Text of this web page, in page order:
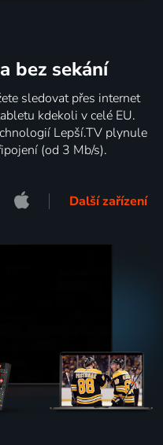
bez sekání
sledovat přes internet
kdekoli v celé EU.
Lepší.TV plynule
(od 3 Mb/s).
Další zařízení